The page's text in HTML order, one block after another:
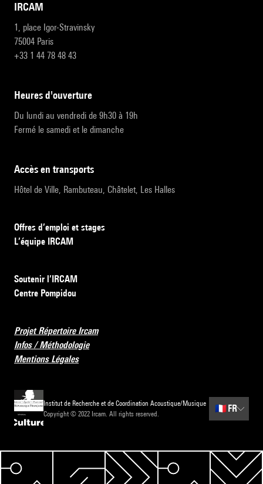
IRCAM
1, place Igor-Stravinsky
75004 Paris
+33 1 44 78 48 43
heures d'ouverture
Du lundi au vendredi de 9h30 à 19h
Fermé le samedi et le dimanche
accès en transports
Hôtel de Ville, Rambuteau, Châtelet, Les Halles
Offres d’emploi et stages
L’équipe IRCAM
Soutenir l’IRCAM
Centre Pompidou
Projet Répertoire Ircam
Infos / Méthodologie
Mentions Légales
Institut de Recherche et de Coordination Acoustique/Musique
Copyright © 2022 Ircam. All rights reserved.
🇫🇷 FR